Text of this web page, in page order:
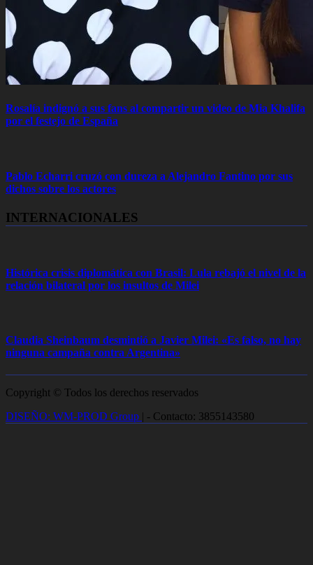
Rosalía indignó a sus fans al compartir un video de Mia Khalifa
por el festejo de España
Pablo Echarri cruzó con dureza a Alejandro Fantino por sus
dichos sobre los actores
INTERNACIONALES
Histórica crisis diplomática con Brasil: Lula rebajó el nivel de la
relación bilateral por los insultos de Milei
Claudia Sheinbaum desmintió a Javier Milei: «Es falso, no hay
ninguna campaña contra Argentina»
Copyright © Todos los derechos reservados
DISEÑO: WM-PROD Group | - Contacto: 3855143580